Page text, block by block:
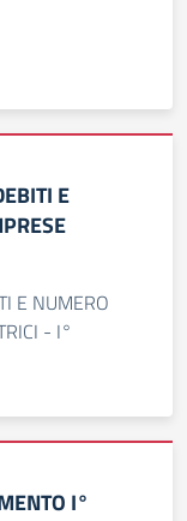
E
E NUMERO
- I°
I°